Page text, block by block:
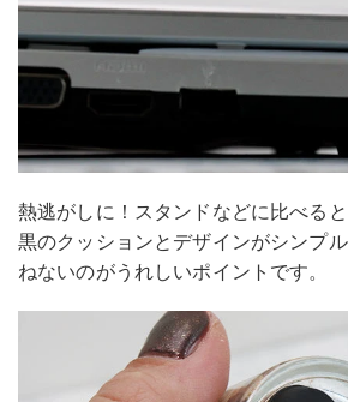
熱逃がしに！スタンドなどに比べる
黒のクッションとデザインがシンプ
ねないのがうれしいポイントです。